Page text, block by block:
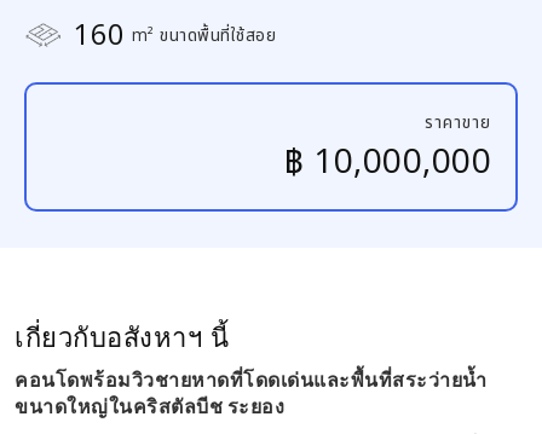
160 m² ขนาดพื้นที่ใช้สอย
ราคาขาย
฿ 10,000,000
เกี่ยวกับอสังหาฯ นี้
คอนโดพร้อมวิวชายหาดที่โดดเด่นและพื้นที่สระว่ายน้ำ
ขนาดใหญ่ในคริสตัลบีช ระยอง